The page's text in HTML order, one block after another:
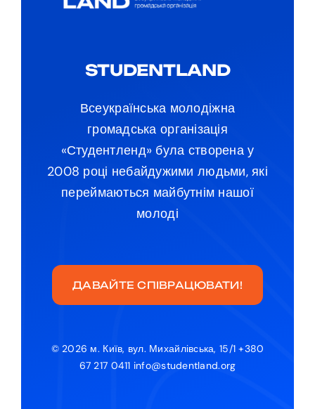
STUDENTLAND
Всеукраїнська молодіжна
громадська організація
«Студентленд» була створена у
2008 році небайдужими людьми, які
переймаються майбутнім нашої
молоді
ДАВАЙТЕ СПІВРАЦЮВАТИ!
© 2026 м. Київ, вул. Михайлівська, 15/1 +380
67 217 0411 info@studentland.org